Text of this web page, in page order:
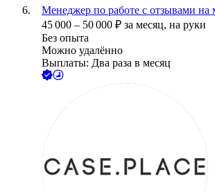
Менеджер по работе с отзывами на
45 000 – 50 000 ₽ за месяц, на руки
Без опыта
Можно удалённо
Выплаты: Два раза в месяц